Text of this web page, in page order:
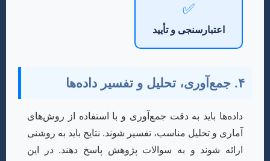
✅
اعتبارسنجی و تأیید
۴. جمع‌آوری، تحلیل و تفسیر داده‌ها
داده‌ها باید به دقت جمع‌آوری و با استفاده از روش‌های
آماری و تحلیل مناسب، تفسیر شوند. نتایج باید به روشنی
ارائه شوند و به سوالات پژوهش پاسخ دهند. در این